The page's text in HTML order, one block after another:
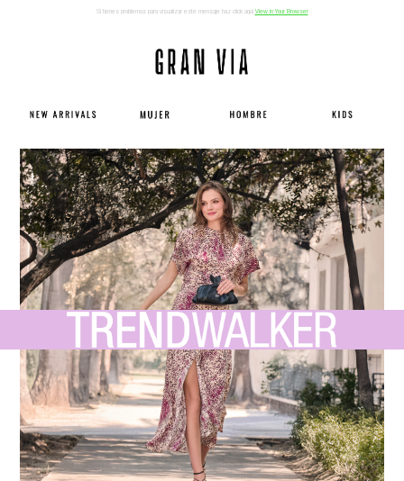
Si tienes problemas para visualizar este mensaje haz click aqui View in Your Browser